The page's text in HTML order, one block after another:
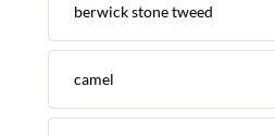
berwick stone tweed
camel